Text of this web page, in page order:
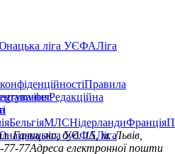
ліга УЄФАЛіга
Правила
Редакційна
viber
БельгіяМЛСНідерландиФранція
ліга УЄФАЛіга
Галицька, буд. 15, м. Львів,
77-77Адреса електронної пошти